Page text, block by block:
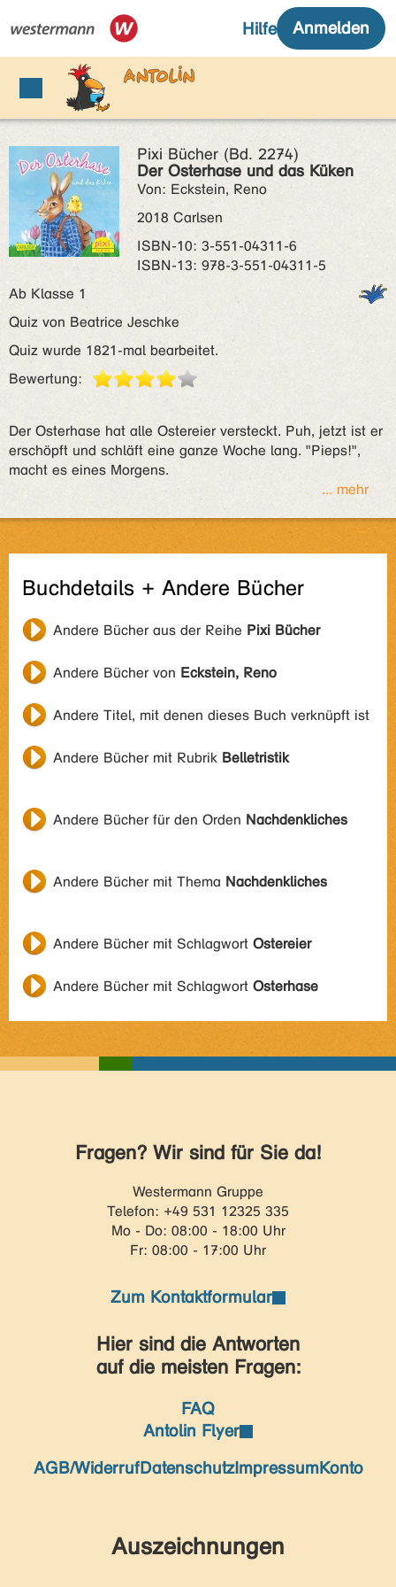
Pixi Bücher (Bd. 2274)
Der Osterhase und das Küken
Von: Eckstein, Reno
2018 Carlsen
ISBN‑10: 3-551-04311-6
ISBN‑13: 978-3-551-04311-5
Ab Klasse 1
Quiz von Beatrice Jeschke
Quiz wurde 1821-mal bearbeitet.
Bewertung:
Der Osterhase hat alle Ostereier versteckt. Puh, jetzt ist er
erschöpft und schläft eine ganze Woche lang. "Pieps!",
macht es eines Morgens.
... mehr
Buchdetails + Andere Bücher
Andere Bücher aus der Reihe Pixi Bücher
Andere Bücher von Eckstein, Reno
Andere Titel, mit denen dieses Buch verknüpft ist
Andere Bücher mit Rubrik Belletristik
Andere Bücher für den Orden Nachdenkliches
Andere Bücher mit Thema Nachdenkliches
Andere Bücher mit Schlagwort Ostereier
Andere Bücher mit Schlagwort Osterhase